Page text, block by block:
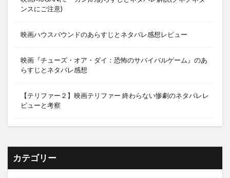
ンスにご注意)
映画ハウスバウンドのあらすじとネタバレ感想レビュー
映画『チューズ・オア・ダイ：恐怖のサバイバルゲーム』のあ
らすじとネタバレ感想
【テリファー２】映画テリファー 終わらない惨劇のネタバレレ
ビューと考察
カテゴリー